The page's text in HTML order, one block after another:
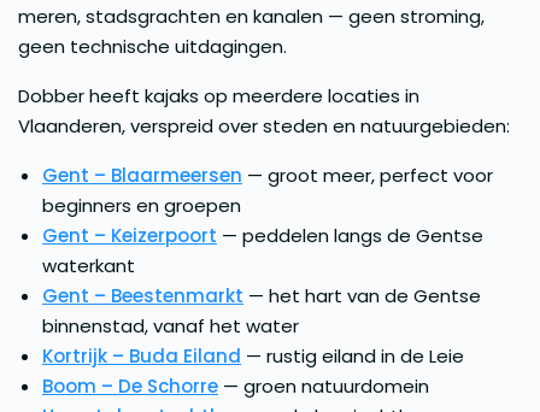
meren, stadsgrachten en kanalen — geen stroming,
geen technische uitdagingen.
Dobber heeft kajaks op meerdere locaties in
Vlaanderen, verspreid over steden en natuurgebieden:
Gent – Blaarmeersen — groot meer, perfect voor
beginners en groepen
Gent – Keizerpoort — peddelen langs de Gentse
waterkant
Gent – Beestenmarkt — het hart van de Gentse
binnenstad, vanaf het water
Kortrijk – Buda Eiland — rustig eiland in de Leie
Boom – De Schorre — groen natuurdomein